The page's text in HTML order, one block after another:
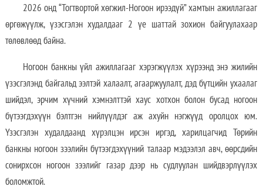
2026 онд “Тогтвортой хөгжил-Ногоон ирээдүй” хамтын ажиллагааг
өргөжүүлж, үзэсгэлэн худалдааг 2 үе шаттай зохион байгуулахаар
төлөвлөөд байна.
Ногоон банкны үйл ажиллагааг хэрэгжүүлэх хүрээнд энэ жилийн
үзэсгэлэнд байгальд ээлтэй халаалт, агааржуулалт, дэд бүтцийн ухаалаг
шийдэл, эрчим хүчний хэмнэлттэй хаус хотхон болон бусад ногоон
бүтээгдэхүүн бэлтгэн нийлүүлдэг аж ахуйн нэгжүүд оролцох юм.
Үзэсгэлэн худалдаанд хүрэлцэн ирсэн иргэд, харилцагчид Төрийн
банкны ногоон зээлийн бүтээгдэхүүний талаар мэдээлэл авч, өөрсдийн
сонирхсон ногоон зээлийг газар дээр нь судлуулан шийдвэрлүүлэх
боломжтой.